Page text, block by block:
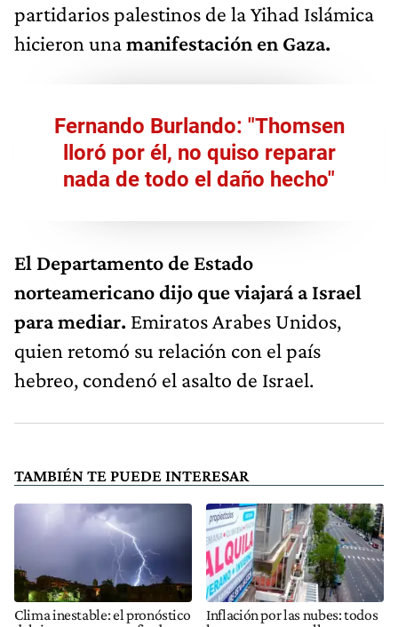
partidarios palestinos de la Yihad Islámica
hicieron unamanifestación en Gaza.
Fernando Burlando: "Thomsen
lloró por él, no quiso reparar
nada de todo el daño hecho"
El Departamento de Estado
norteamericano dijo que viajará a Israel
para mediar. Emiratos Arabes Unidos,
quien retomó su relación con el país
hebreo, condenó el asalto de Israel.
TAMBIÉN TE PUEDE INTERESAR
Clima inestable: el pronóstico
Inflación por las nubes: todos